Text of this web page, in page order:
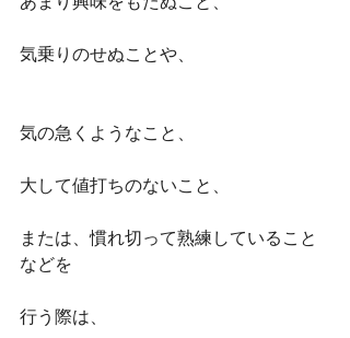
気乗りのせぬことや、
気の急くようなこと、
大して値打ちのないこと、
または、慣れ切って熟練していること
などを
行う際は、